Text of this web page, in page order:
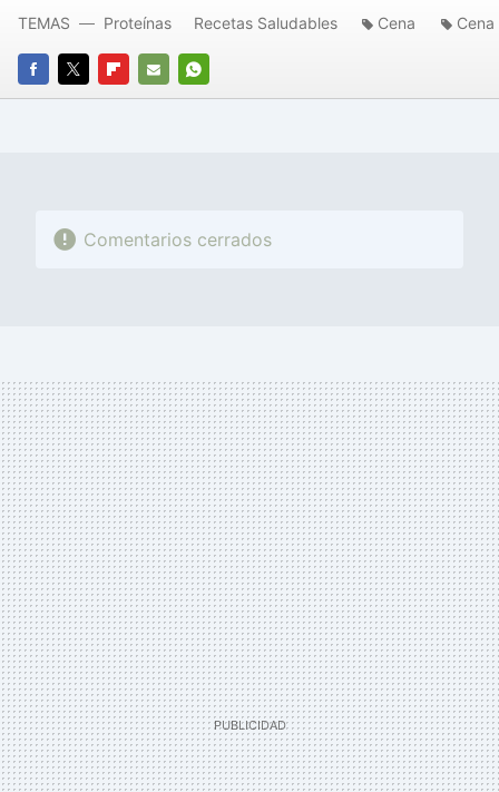
FACEBOOK
TWITTERFLIPBOARD
E-
WHATSAPP
TEMAS Proteínas Recetas Saludables Cena
Comentarios cerrados